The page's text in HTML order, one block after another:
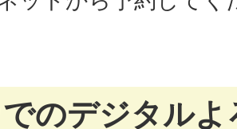
のデジタルよ